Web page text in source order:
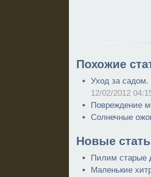
Похожие
Уход за
12/02/2012
Повреждение
Солнечные
Новые
Пилим старые
Маленькие